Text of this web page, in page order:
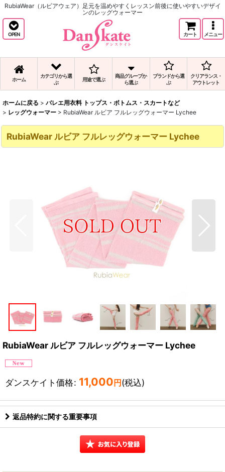
RubiaWear（ルビアウェア）足元を温めやすくレッスン前後に使いやすいデザイ
ンのレッグウォーマー
OPEN カート メニュー
ホーム
カテゴリから選
ぶ
用途で選ぶ
商品グループか
ら選ぶ
ブランドから選
ぶ
クリアランス・
アウトレット
ホームに戻る > バレエ用衣料 トップス・ボトムス・スカートなど
> レッグウォーマー > RubiaWear ルビア フルレッグウォーマー Lychee
RubiaWear ルビア フルレッグウォーマー Lychee
RubiaWear ルビア フルレッグウォーマー Lychee
ダンスケイト価格: 11,000 円 (税込)
返品特約に関する重要事項